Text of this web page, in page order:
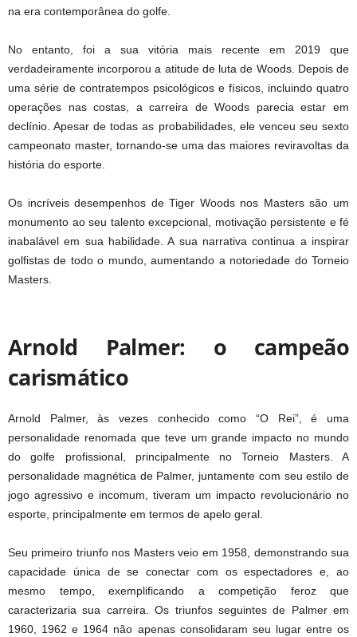
na era contemporânea do golfe.
No entanto, foi a sua vitória mais recente em 2019 que
verdadeiramente incorporou a atitude de luta de Woods. Depois de
uma série de contratempos psicológicos e físicos, incluindo quatro
operações nas costas, a carreira de Woods parecia estar em
declínio. Apesar de todas as probabilidades, ele venceu seu sexto
campeonato master, tornando-se uma das maiores reviravoltas da
história do esporte.
Os incríveis desempenhos de Tiger Woods nos Masters são um
monumento ao seu talento excepcional, motivação persistente e fé
inabalável em sua habilidade. A sua narrativa continua a inspirar
golfistas de todo o mundo, aumentando a notoriedade do Torneio
Masters.
Arnold Palmer: o campeão
carismático
Arnold Palmer, às vezes conhecido como “O Rei”, é uma
personalidade renomada que teve um grande impacto no mundo
do golfe profissional, principalmente no Torneio Masters. A
personalidade magnética de Palmer, juntamente com seu estilo de
jogo agressivo e incomum, tiveram um impacto revolucionário no
esporte, principalmente em termos de apelo geral.
Seu primeiro triunfo nos Masters veio em 1958, demonstrando sua
capacidade única de se conectar com os espectadores e, ao
mesmo tempo, exemplificando a competição feroz que
caracterizaria sua carreira. Os triunfos seguintes de Palmer em
1960, 1962 e 1964 não apenas consolidaram seu lugar entre os